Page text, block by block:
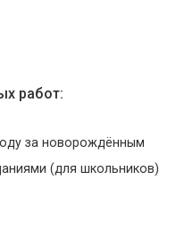
работ:
за новорождённым
(для школьников)